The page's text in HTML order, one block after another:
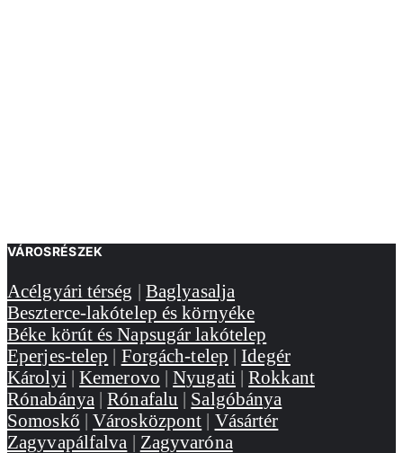
VÁROSRÉSZEK
Acélgyári térség | Baglyasalja
Beszterce-lakótelep és környéke
Béke körút és Napsugár lakótelep
Eperjes-telep | Forgách-telep |Idegér
Károlyi |Kemerovo |Nyugati |Rokkant
Rónabánya |Rónafalu | Salgóbánya
Somoskő |Városközpont | Vásártér
Zagyvapálfalva | Zagyvaróna